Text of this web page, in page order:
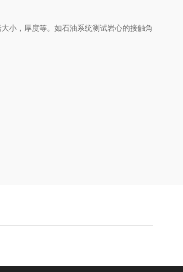
小，厚度等。如石油系统测试岩心的接触角